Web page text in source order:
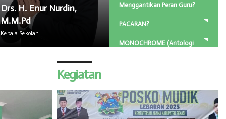
Drs. H. Enur Nurdin,
M.M.Pd
Kepala Sekolah
Menggantikan Peran Guru?
PACARAN?
MONOCHROME (Antologi
Kegiatan